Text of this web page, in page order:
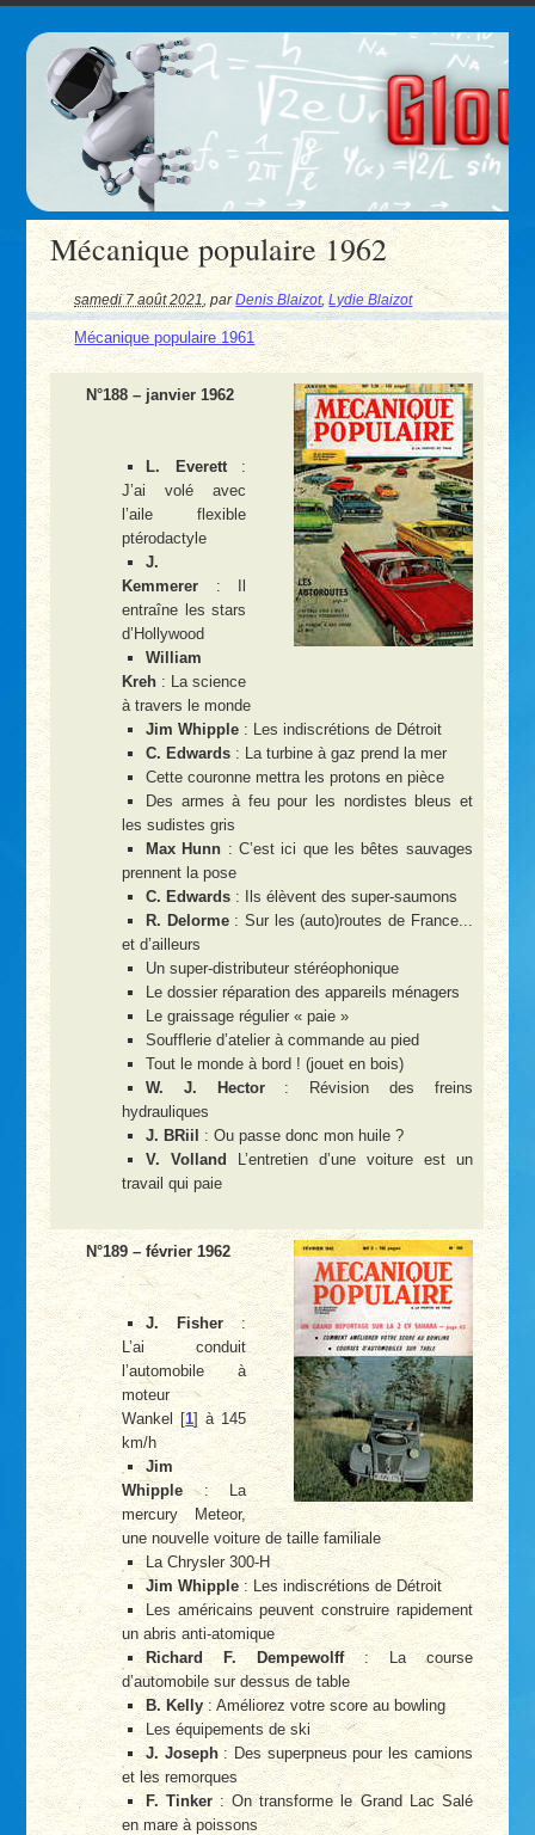
Mécanique populaire 1962
samedi 7 août 2021 ,parDenis Blaizot,Lydie Blaizot
Mécanique populaire 1961
N°188 – janvier 1962
L. Everett:
J’ai volé avec
l’aile flexible
ptérodactyle
J.
Kemmerer : Il
entraîne les stars
d’Hollywood
William
Kreh : La science
à travers le monde
Jim Whipple : Les indiscrétions de Détroit
C. Edwards : La turbine à gaz prend la mer
Cette couronne mettra les protons en pièce
Des armes à feu pour les nordistes bleus et
les sudistes gris
Max Hunn : C’est ici que les bêtes sauvages
prennent la pose
C. Edwards : Ils élèvent des super-saumons
R. Delorme: Sur les (auto)routes de France...
et d’ailleurs
Un super-distributeur stéréophonique
Le dossier réparation des appareils ménagers
Le graissage régulier « paie »
Soufflerie d’atelier à commande au pied
Tout le monde à bord ! (jouet en bois)
W. J. Hector: Révision des freins
hydrauliques
J. BRiil
: Ou passe donc mon huile ?
V. Volland
L’entretien d’une voiture est un
travail qui paie
N°189 – février 1962
J. Fisher:
L’ai conduit
l’automobile à
moteur
Wankel
[1] à 145
km/h
Jim
Whipple : La
mercury Meteor,
une nouvelle voiture de taille familiale
La Chrysler 300-H
Jim Whipple : Les indiscrétions de Détroit
Les américains peuvent construire rapidement
un abris anti-atomique
Richard F. Dempewolff: La course
d’automobile sur dessus de table
B. Kelly : Améliorez votre score au bowling
Les équipements de ski
J. Joseph: Des superpneus pour les camions
et les remorques
F. Tinker : On transforme le Grand Lac Salé
en mare à poissons